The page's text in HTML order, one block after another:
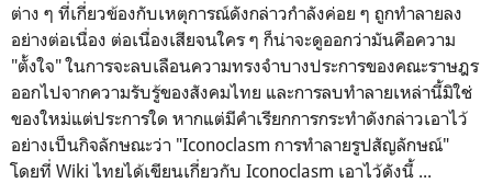
ต่าง ๆ ที่เกี่ยวข้องกับเหตุการณ์ดังกล่าวกำลังค่อย ๆ ถูกทำลายลง
อย่างต่อเนื่อง ต่อเนื่องเสียจนใคร ๆ ก็น่าจะดูออกว่ามันคือความ
"ตั้งใจ" ในการจะลบเลือนความทรงจำบางประการของคณะราษฎร
ออกไปจากความรับรู้ของสังคมไทย และการลบทำลายเหล่านี้มิใช่
ของใหม่แต่ประการใด หากแต่มีคำเรียกการกระทำดังกล่าวเอาไว้
อย่างเป็นกิจลักษณะว่า "Iconoclasm การทำลายรูปสัญลักษณ์"
โดยที่ Wiki ไทยได้เขียนเกี่ยวกับ Iconoclasm เอาไว้ดังนี้ ...